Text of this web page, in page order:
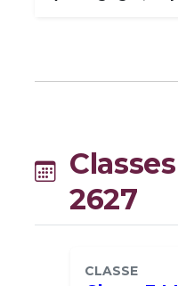
2627
CLASSE